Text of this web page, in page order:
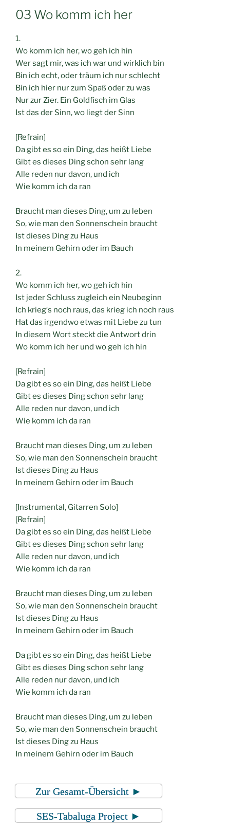
03 Wo komm ich her
1.
Wo komm ich her, wo geh ich hin
Wer sagt mir, was ich war und wirklich bin
Bin ich echt, oder träum ich nur schlecht
Bin ich hier nur zum Spaß oder zu was
Nur zur Zier. Ein Goldfisch im Glas
Ist das der Sinn, wo liegt der Sinn
[Refrain]
Da gibt es so ein Ding, das heißt Liebe
Gibt es dieses Ding schon sehr lang
Alle reden nur davon, und ich
Wie komm ich da ran
Braucht man dieses Ding, um zu leben
So, wie man den Sonnenschein braucht
Ist dieses Ding zu Haus
In meinem Gehirn oder im Bauch
2.
Wo komm ich her, wo geh ich hin
Ist jeder Schluss zugleich ein Neubeginn
Ich krieg′s noch raus, das krieg ich noch raus
Hat das irgendwo etwas mit Liebe zu tun
In diesem Wort steckt die Antwort drin
Wo komm ich her und wo geh ich hin
[Refrain]
Da gibt es so ein Ding, das heißt Liebe
Gibt es dieses Ding schon sehr lang
Alle reden nur davon, und ich
Wie komm ich da ran
Braucht man dieses Ding, um zu leben
So, wie man den Sonnenschein braucht
Ist dieses Ding zu Haus
In meinem Gehirn oder im Bauch
[Instrumental, Gitarren Solo]
[Refrain]
Da gibt es so ein Ding, das heißt Liebe
Gibt es dieses Ding schon sehr lang
Alle reden nur davon, und ich
Wie komm ich da ran
Braucht man dieses Ding, um zu leben
So, wie man den Sonnenschein braucht
Ist dieses Ding zu Haus
In meinem Gehirn oder im Bauch
Da gibt es so ein Ding, das heißt Liebe
Gibt es dieses Ding schon sehr lang
Alle reden nur davon, und ich
Wie komm ich da ran
Braucht man dieses Ding, um zu leben
So, wie man den Sonnenschein braucht
Ist dieses Ding zu Haus
In meinem Gehirn oder im Bauch
Zur Gesamt-Übersicht ►
SES-Tabaluga Project ►